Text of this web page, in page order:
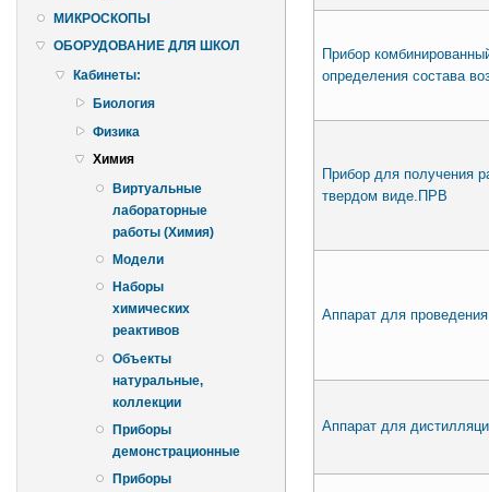
МИКРОСКОПЫ
ОБОРУДОВАНИЕ ДЛЯ ШКОЛ
Кабинеты:
Биология
Физика
Химия
Виртуальные
лабораторные
работы (Химия)
Модели
Наборы
химических
реактивов
Объекты
натуральные,
коллекции
Приборы
демонстрационные
Приборы
Прибор
определения состава
Прибор для получения
твердом виде.ПРВ
Аппарат для
Аппарат для